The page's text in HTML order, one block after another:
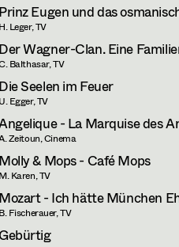
Prinz Eugen und das
H. Leger, TV
Der Wagner-Clan. Eine
Balthasar, TV
Die Seelen im Feuer
U. Egger, TV
- La Marquise des
Zeitoun, Cinema
Molly & Mops - Café Mops
M. Karen, TV
Mozart - Ich hätte München
B. Fischerauer, TV
Gebürtig